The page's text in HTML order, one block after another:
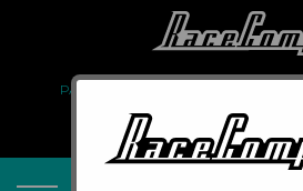
PARTENARIAT
COMPTE PRO